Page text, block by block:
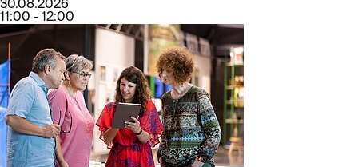
30.08.2026
11:00 - 12:00